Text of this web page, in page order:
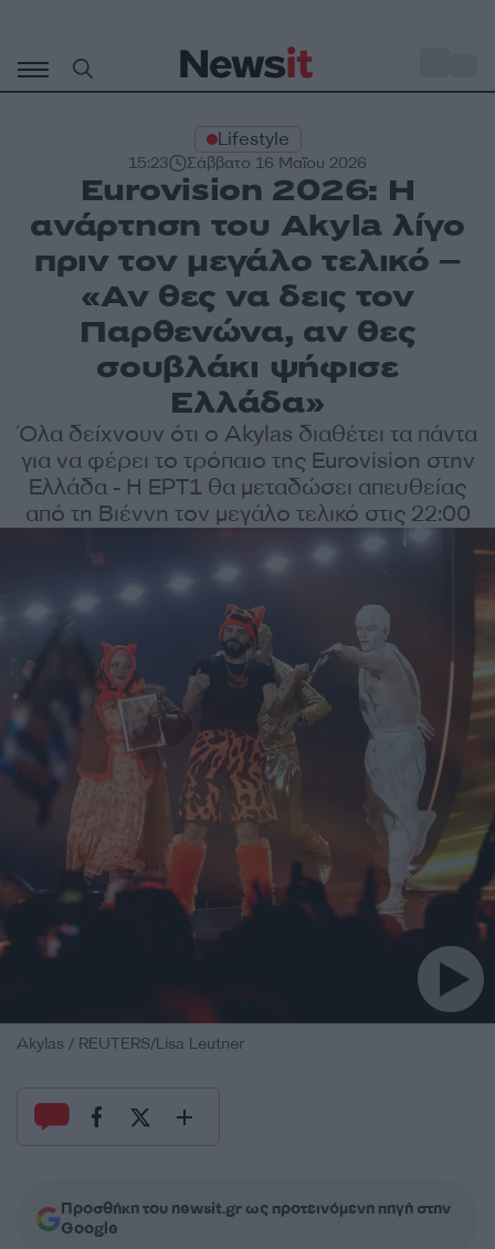
περιεχόμενο
Lifestyle
15:23 Σάββατο 16 Μαΐου 2026
Eurovision 2026: Η
ανάρτηση του Akyla λίγο
πριν τον μεγάλο τελικό –
«Αν θες να δεις τον
Παρθενώνα, αν θες
σουβλάκι ψήφισε
Ελλάδα»
Όλα δείχνουν ότι ο Αkylas διαθέτει τα πάντα
για να φέρει το τρόπαιο της Eurovision στην
Ελλάδα - Η ΕΡΤ1 θα μεταδώσει απευθείας
από τη Βιέννη τον μεγάλο τελικό στις 22:00
Akylas / REUTERS/Lisa Leutner
Προσθήκη του newsit.gr ως προτεινόμενη πηγή στην
Google